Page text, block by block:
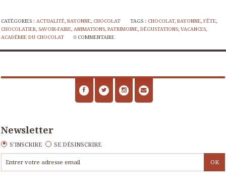
CATÉGORIES : ACTUALITÉ, BAYONNE, CHOCOLAT TAGS : CHOCOLAT,BAYONNE,FÊTE,
CHOCOLATIER, SAVOIR-FAIRE, ANIMATIONS, PATRIMOINE, DÉGUSTATIONS, VACANCES,
ACADÉMIE DU CHOCOLAT
0 COMMENTAIRE
Newsletter
S'INSCRIRE SE DÉSINSCRIRE